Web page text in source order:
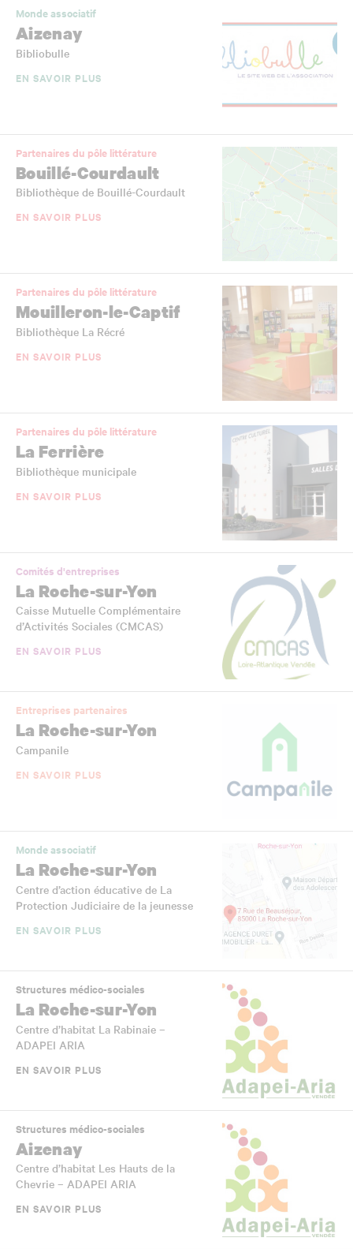
Monde associatif
Aizenay
Bibliobulle
EN SAVOIR PLUS
Partenaires du pôle littérature
Bouillé-Courdault
Bibliothèque de Bouillé-Courdault
EN SAVOIR PLUS
Partenaires du pôle littérature
Mouilleron-le-Captif
Bibliothèque La Récré
EN SAVOIR PLUS
Partenaires du pôle littérature
La Ferrière
Bibliothèque municipale
EN SAVOIR PLUS
Comités d'entreprises
La Roche-sur-Yon
Caisse Mutuelle Complémentaire
d’Activités Sociales (CMCAS)
EN SAVOIR PLUS
Entreprises partenaires
La Roche-sur-Yon
Campanile
EN SAVOIR PLUS
Monde associatif
La Roche-sur-Yon
Centre d’action éducative de La
Protection Judiciaire de la jeunesse
EN SAVOIR PLUS
Structures médico-sociales
La Roche-sur-Yon
Centre d’habitat La Rabinaie –
ADAPEI ARIA
EN SAVOIR PLUS
Structures médico-sociales
Aizenay
Centre d’habitat Les Hauts de la
Chevrie – ADAPEI ARIA
EN SAVOIR PLUS